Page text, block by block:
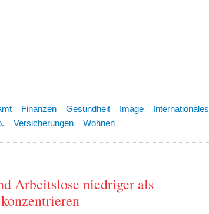
Finanzen Gesundheit Image Internationales
Versicherungen Wohnen
Arbeitslose niedriger als